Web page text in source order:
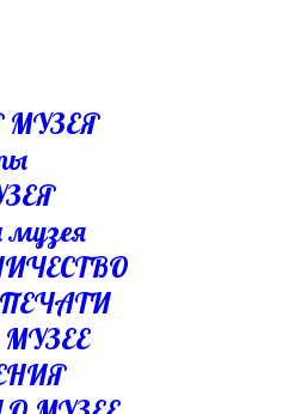
МУЗЕЯ
музея